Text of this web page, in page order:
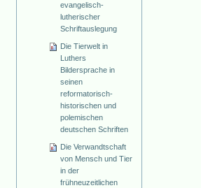
evangelisch-
lutherischer
Schriftauslegung
Die Tierwelt in
Luthers
Bildersprache in
seinen
reformatorisch-
historischen und
polemischen
deutschen Schriften
Die Verwandtschaft
von Mensch und Tier
in der
frühneuzeitlichen